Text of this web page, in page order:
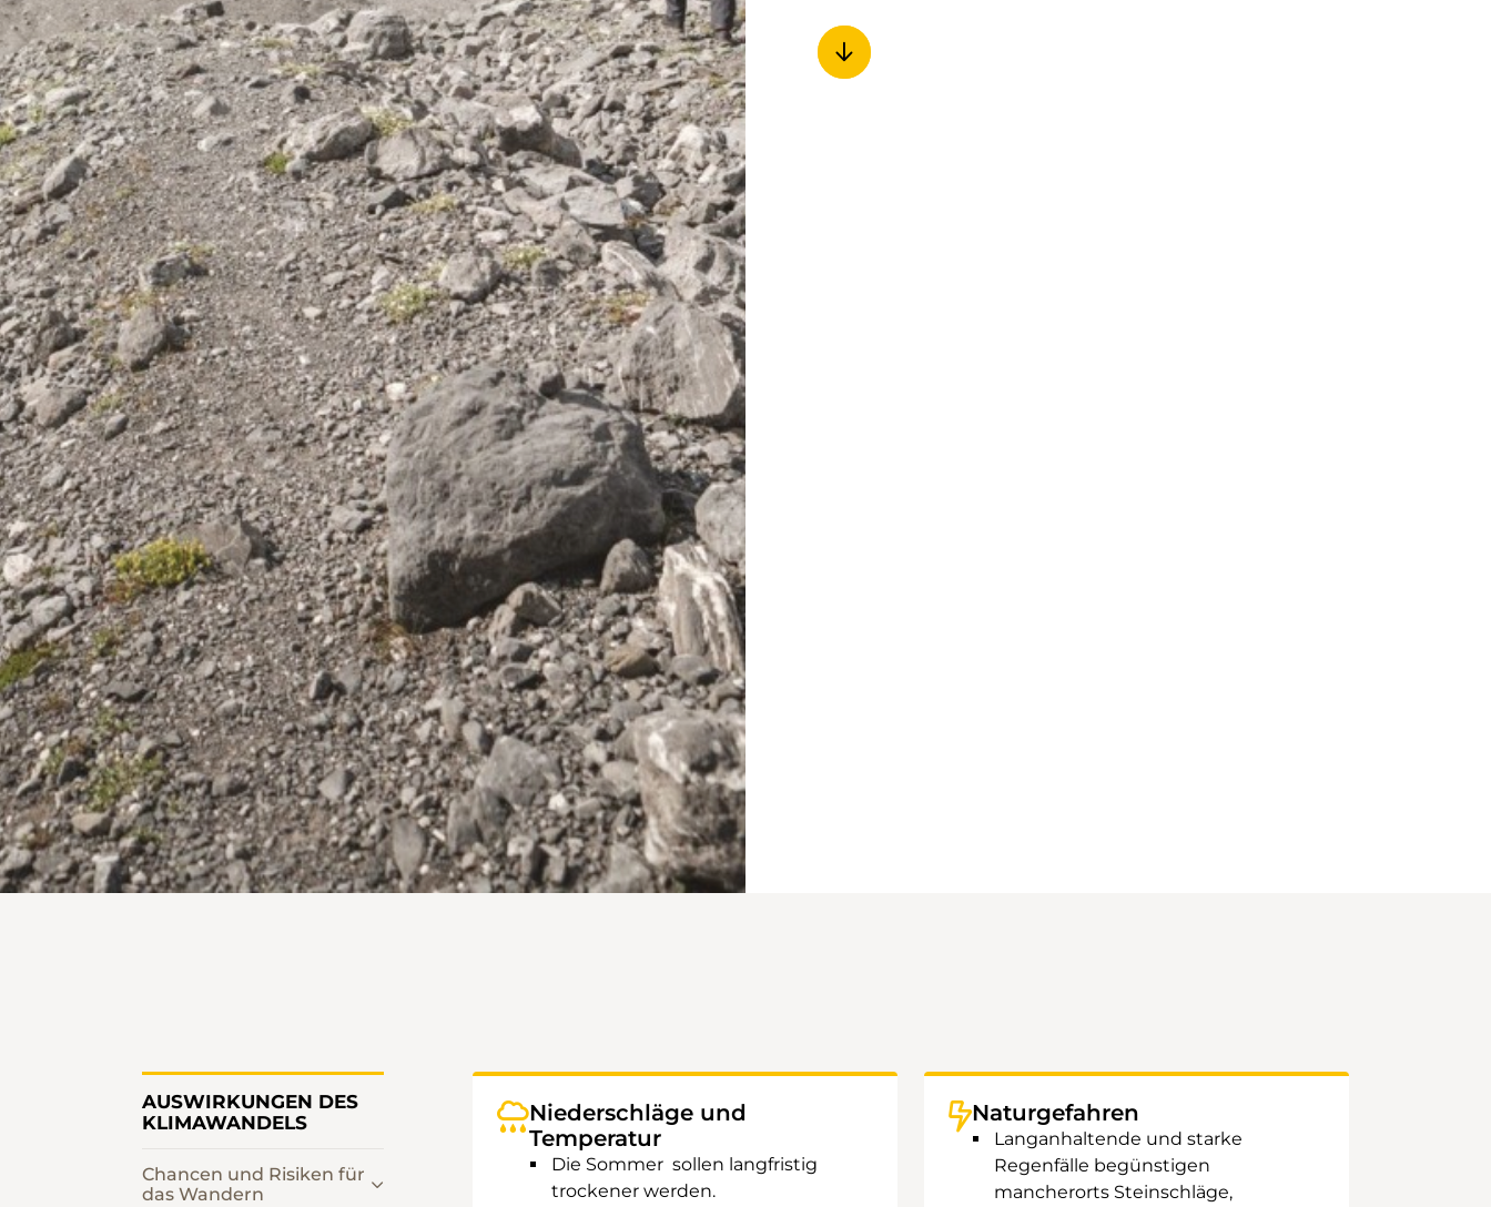
AUSWIRKUNGEN DES
KLIMAWANDELS
Chancen und Risiken für
das Wandern
Niederschläge und
Temperatur
Die Sommer sollen langfristig
trockener werden.
Naturgefahren
Langanhaltende und starke
Regenfälle begünstigen
mancherorts Steinschläge,